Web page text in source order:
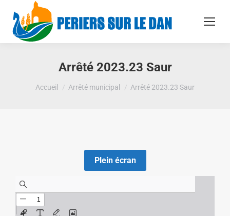
Arrêté 2023.23 Saur
Vous êtes ici :
Accueil Arrêté municipal Arrêté 2023.23 Saur
Plein écran